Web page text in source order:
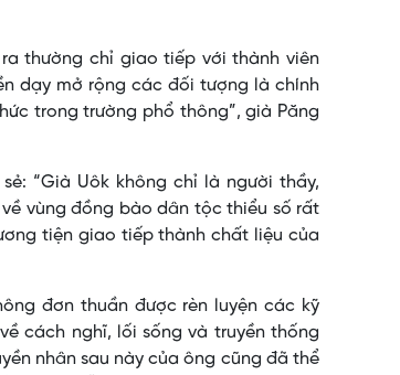
ra thường chỉ giao tiếp với thành viên
dạy mở rộng các đối tượng là chính
trong trường phổ thông”, già Păng
“Già Uôk không chỉ là người thầy,
vùng đồng bào dân tộc thiểu số rất
tiện giao tiếp thành chất liệu của
đơn thuần được rèn luyện các kỹ
cách nghĩ, lối sống và truyền thống
nhân sau này của ông cũng đã thể